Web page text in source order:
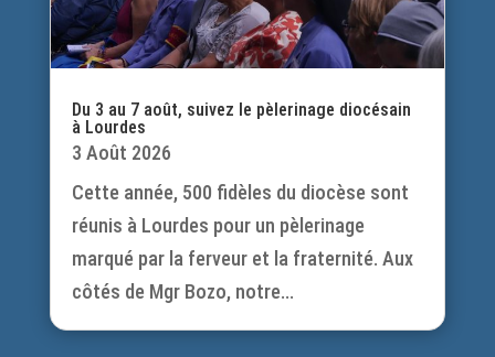
Du 3 au 7 août, suivez le pèlerinage diocésain
à Lourdes
3 Août 2026
Cette année, 500 fidèles du diocèse sont
réunis à Lourdes pour un pèlerinage
marqué par la ferveur et la fraternité. Aux
côtés de Mgr Bozo, notre...